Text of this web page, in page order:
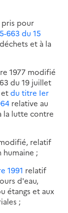
pris pour
663 du 15
et à la
1977 modifié
du 19 juillet
etdu titre Ier
relative au
la lutte contre
relatif
humaine ;
1991 relatif
d'eau,
étangs et aux
;